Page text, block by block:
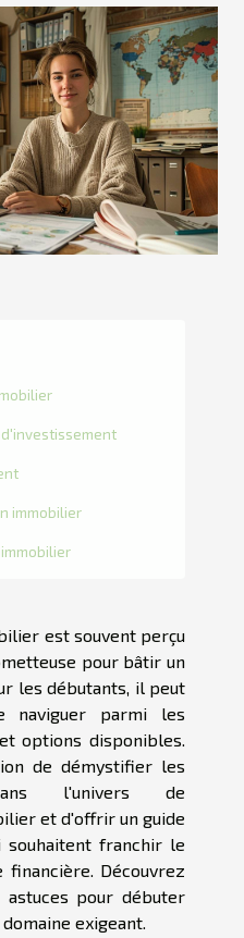
immobilier
est souvent perçu
pour bâtir un
les débutants, il peut
naviguer parmi les
options disponibles.
de démystifier les
l'univers de
et d'offrir un guide
souhaitent franchir le
Découvrez
pour débuter
exigeant.